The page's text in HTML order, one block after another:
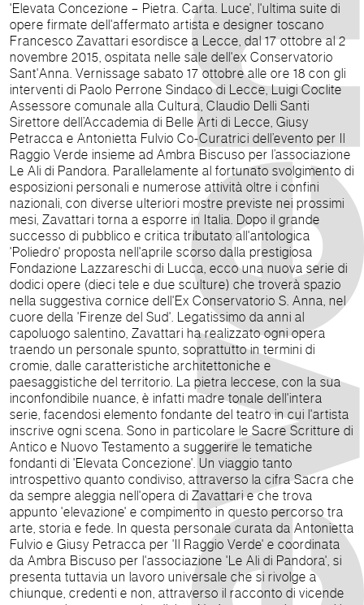
'Elevata Concezione – Pietra. Carta. Luce', l'ultima suite di
opere firmate dell'affermato artista e designer toscano
Francesco Zavattari esordisce a Lecce, dal 17 ottobre al 2
novembre 2015, ospitata nelle sale dell'ex Conservatorio
Sant'Anna. Vernissage sabato 17 ottobre alle ore 18 con gli
interventi di Paolo Perrone Sindaco di Lecce, Luigi Coclite
Assessore comunale alla Cultura, Claudio Delli Santi
Sirettore dell’Accademia di Belle Arti di Lecce, Giusy
Petracca e Antonietta Fulvio Co-Curatrici dell’evento per Il
Raggio Verde insieme ad Ambra Biscuso per l’associazione
Le Ali di Pandora. Parallelamente al fortunato svolgimento di
esposizioni personali e numerose attività oltre i confini
nazionali, con diverse ulteriori mostre previste nei prossimi
mesi, Zavattari torna a esporre in Italia. Dopo il grande
successo di pubblico e critica tributato all'antologica
'Poliedro' proposta nell'aprile scorso dalla prestigiosa
Fondazione Lazzareschi di Lucca, ecco una nuova serie di
dodici opere (dieci tele e due sculture) che troverà spazio
nella suggestiva cornice dell'Ex Conservatorio S. Anna, nel
cuore della 'Firenze del Sud'. Legatissimo da anni al
capoluogo salentino, Zavattari ha realizzato ogni opera
traendo un personale spunto, soprattutto in termini di
cromie, dalle caratteristiche architettoniche e
paesaggistiche del territorio. La pietra leccese, con la sua
inconfondibile nuance, è infatti madre tonale dell'intera
serie, facendosi elemento fondante del teatro in cui l'artista
inscrive ogni scena. Sono in particolare le Sacre Scritture di
Antico e Nuovo Testamento a suggerire le tematiche
fondanti di 'Elevata Concezione'. Un viaggio tanto
introspettivo quanto condiviso, attraverso la cifra Sacra che
da sempre aleggia nell'opera di Zavattari e che trova
appunto 'elevazione' e compimento in questo percorso tra
arte, storia e fede. In questa personale curata da Antonietta
Fulvio e Giusy Petracca per 'Il Raggio Verde' e coordinata
da Ambra Biscuso per l'associazione 'Le Ali di Pandora', si
presenta tuttavia un lavoro universale che si rivolge a
chiunque, credenti e non, attraverso il racconto di vicende